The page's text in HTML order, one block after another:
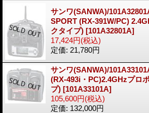
サンワ(SANWA)/
SPORT (RX-391W/PC)
クタイプ) [101A32801A]
17,424円(税込)
定価: 21,780円
サンワ(SANWA)/
(RX-493i・PC)2.4GHzプロ
プ) [101A33101A]
105,600円(税込)
定価: 132,000円